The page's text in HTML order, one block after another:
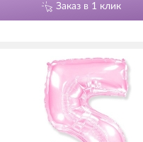
Заказ в 1 клик